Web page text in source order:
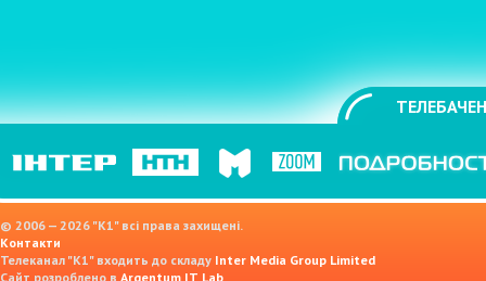
© 2006 — 2026 "K1" всі права захищені.
Контакти
Телеканал "К1" входить до складу Inter Media Group Limited
Сайт розроблено в Argentum IT Lab